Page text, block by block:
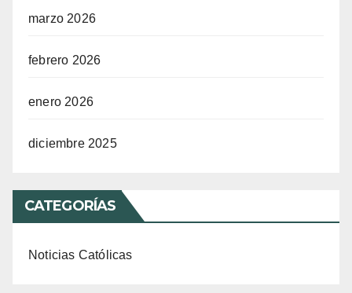
marzo 2026
febrero 2026
enero 2026
diciembre 2025
CATEGORÍAS
Noticias Católicas